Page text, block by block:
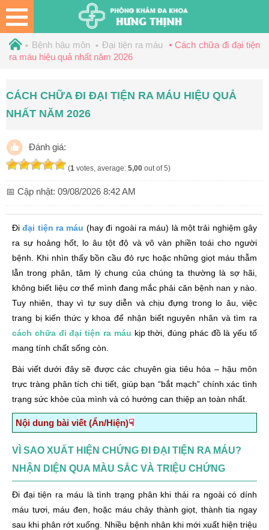
Bệnh hậu môn Đại tiện ra máu
Cách chữa đi đại tiện
ra máu hiệu quả nhất năm 2026
CÁCH CHỮA ĐI ĐẠI TIỆN RA MÁU HIỆU QUẢ
NHẤT NĂM 2026
Đánh giá:
(1 votes, average: 5,00 out of 5)
📅 Cập nhật: 09/08/2026 8:42 AM
Điđại tiện ra máu (hay đi ngoài ra máu) là một trải nghiệm gây
ra sự hoảng hốt, lo âu tột độ và vô vàn phiền toái cho người
bệnh. Khi nhìn thấy bồn cầu đỏ rực hoặc những giọt máu thẫm
lẫn trong phân, tâm lý chung của chúng ta thường là sợ hãi,
không biết liệu cơ thể mình đang mắc phải căn bệnh nan y nào.
Tuy nhiên, thay vì tự suy diễn và chịu đựng trong lo âu, việc
trang bị kiến thức y khoa để nhận biết nguyên nhân và tìm ra
cách chữa đi đại tiện ra máu kịp thời, đúng phác đồ là yếu tố
mang tính chất sống còn.
Bài viết dưới đây sẽ được các chuyên gia tiêu hóa – hậu môn
trực tràng phân tích chi tiết, giúp bạn “bắt mạch” chính xác tình
trạng sức khỏe của mình và có hướng can thiệp an toàn nhất.
Nội dung bài viết (Ẩn/Hiện)☟
màu sắc và triệu chứng
1. Bệnh trĩ (Thủ phạm chiếm tỷ lệ cao nhất)
2. Xuất huyết dạ dày (Chảy máu đường tiêu hóa trên)
3. Viêm đại tràng, viêm loét trực tràng mãn tính
VÌ SAO XUẤT HIỆN CHỨNG ĐI ĐẠI TIỆN RA MÁU?
NHẬN DIỆN QUA MÀU SẮC VÀ TRIỆU CHỨNG
Đi đại tiện ra máu là tình trạng phân khi thải ra ngoài có dính
máu tươi, máu đen, hoặc máu chảy thành giọt, thành tia ngay
sau khi phân rớt xuống. Nhiều bệnh nhân khi mới xuất hiện triệu